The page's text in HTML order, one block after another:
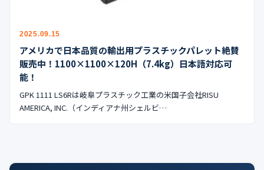
2025.09.15
アメリカで日本品質の輸出用プラスチックパレット絶賛
販売中！1100×1100×120H（7.4kg）日本語対応可
能！
GPK 1111 LS6Rは岐阜プラスチック工業の米国子会社RISU
AMERICA, INC.（インディアナ州シェルビ…